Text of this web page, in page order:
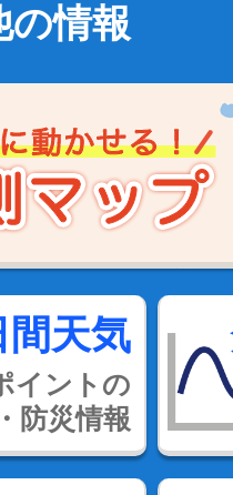
の情報
間天気
イントの
防災情報